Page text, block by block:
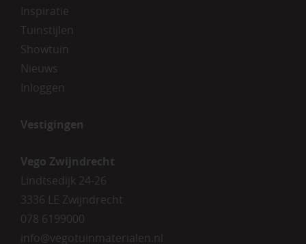
Inspiratie
Tuinstijlen
Showtuin
Nieuws
Inloggen
Vestigingen
Vego Zwijndrecht
Lindtsedijk 24-26
3336 LE Zwijndrecht
078 6199000
info@vegotuinmaterialen.nl